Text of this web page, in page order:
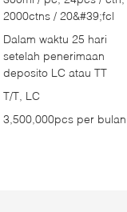
2000ctns / 20&#39;fcl
Dalam waktu 25 hari
setelah penerimaan
deposito LC atau TT
T/T, LC
3,500,000pcs per bulan